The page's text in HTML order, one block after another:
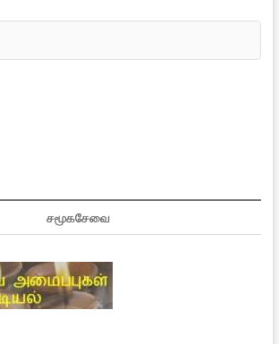
சமூகசேவை